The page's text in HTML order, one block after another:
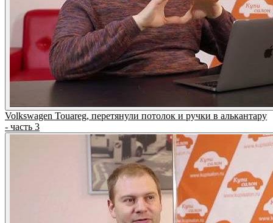
Volkswagen Touareg, перетянули потолок и ручки в алькантару
- часть 3